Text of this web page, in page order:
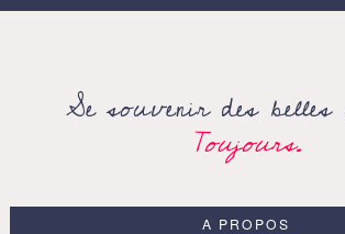
Se souvenir des belles
Toujours.
A PROPOS